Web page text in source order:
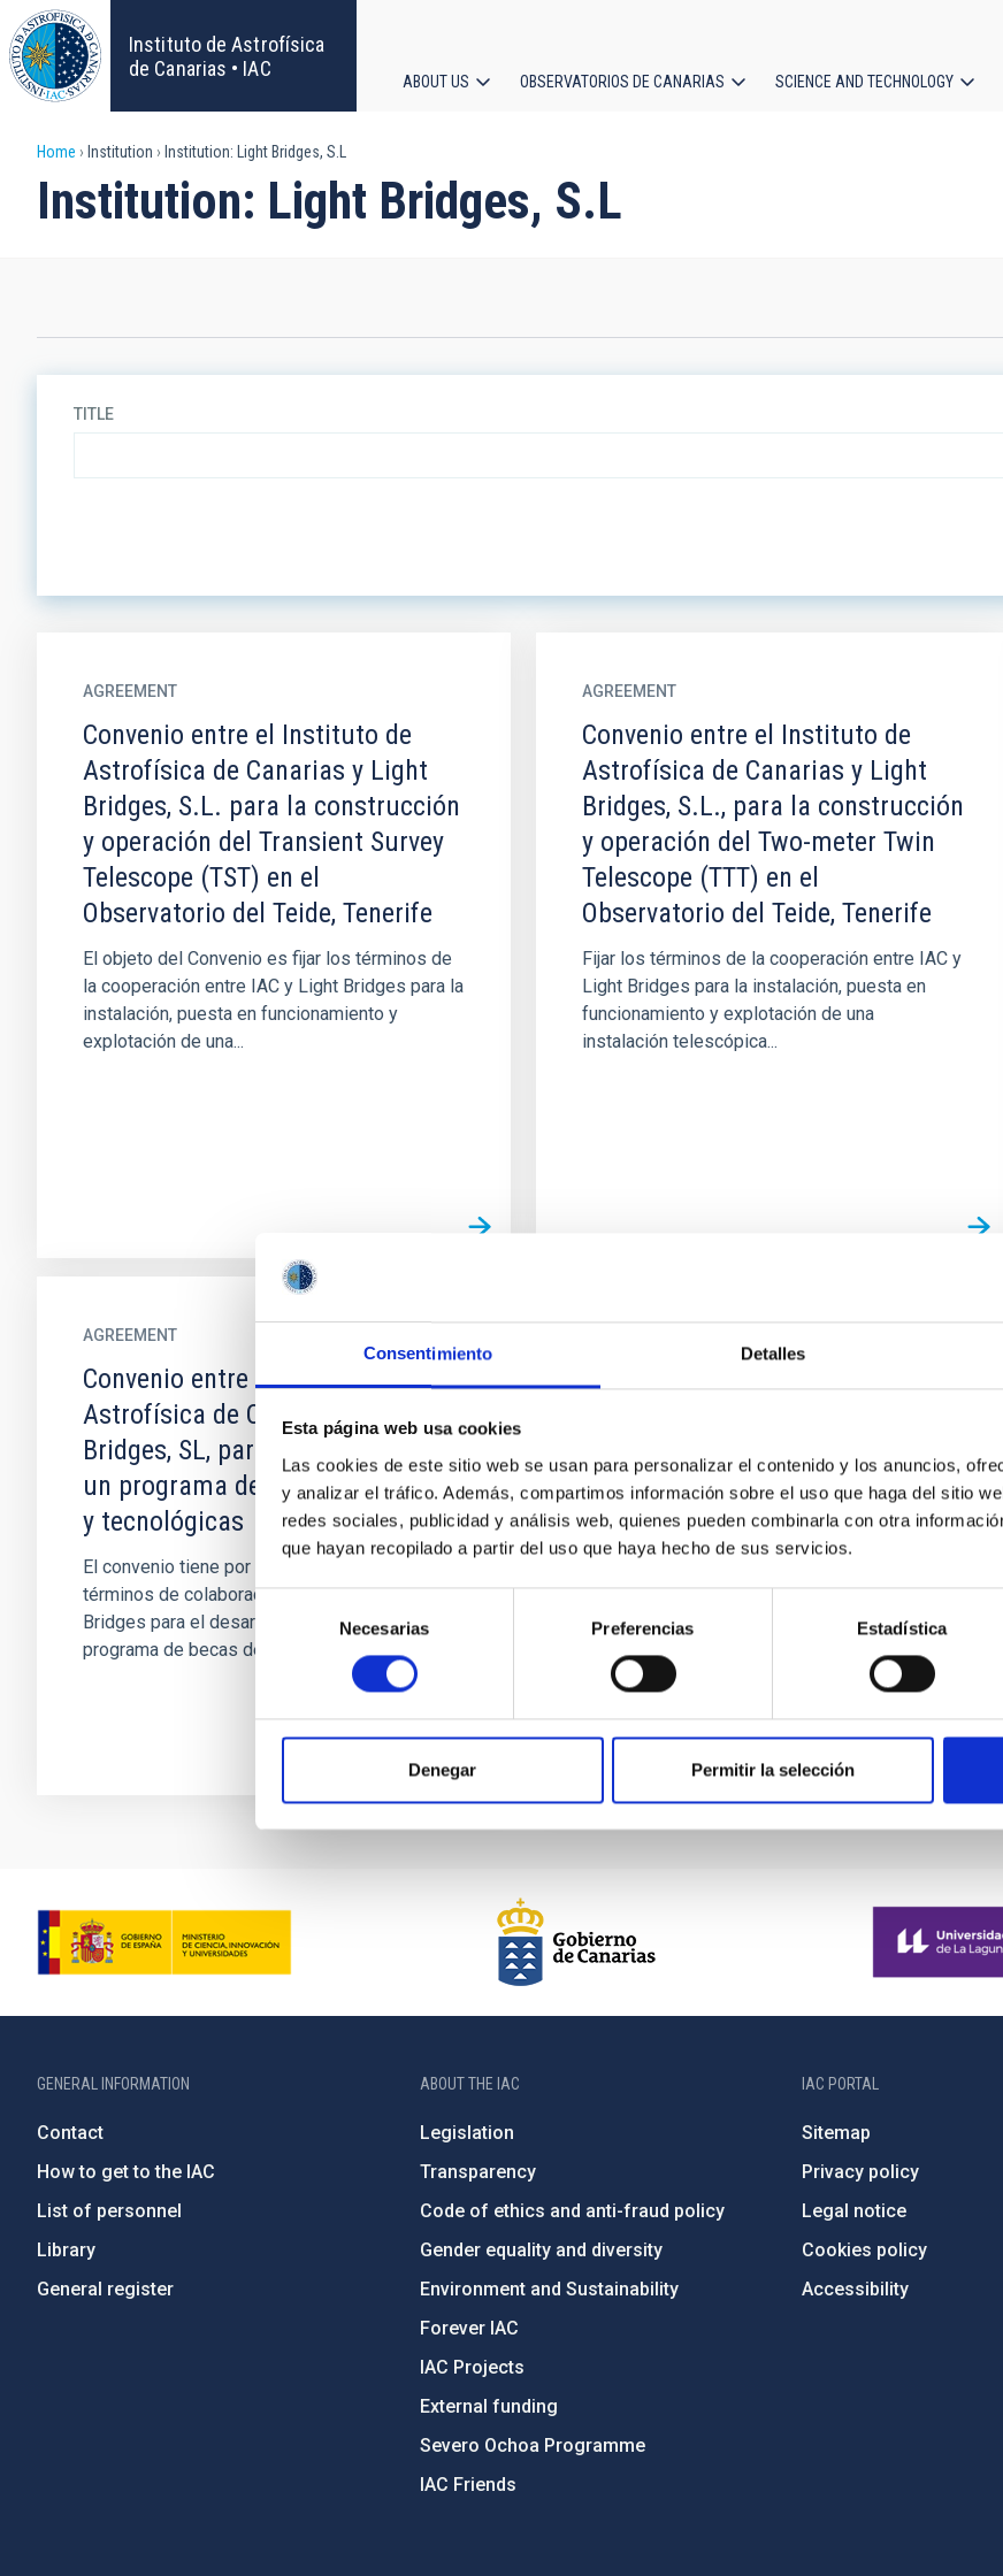
Consentimiento Detalles
Esta página web usa cookies
Las cookies de este sitio web se usan para personalizar el contenido y los anuncios,
y analizar el tráfico. Además, compartimos información sobre el uso que haga del sitio
redes sociales, publicidad y análisis web, quienes pueden combinarla con otra
que hayan recopilado a partir del uso que haya hecho de sus servicios.
Selección
consentimiento
Necesarias Preferencias Estadística
Denegar Permitir la selección
Skip
to
main
content
Instituto de Astrofísica
de Canarias • IAC
navigation
ABOUT US OBSERVATORIOS DE CANARIAS SCIENCE AND TECHNOLOGY
Breadcrumb
Home Institution Institution: Light Bridges, S.L
Institution: Light Bridges, S.L
TITLE
AGREEMENT
Convenio entre el Instituto de
Astrofísica de Canarias y Light
Bridges, S.L. para la construcción
y operación del Transient Survey
Telescope (TST) en el
Observatorio del Teide, Tenerife
El objeto del Convenio es fijar los términos de
la cooperación entre IAC y Light Bridges para la
instalación, puesta en funcionamiento y
explotación de una...
AGREEMENT
Convenio entre el Instituto de
Astrofísica de Canarias y Light
Bridges, S.L., para la construcción
y operación del Two-meter Twin
Telescope (TTT) en el
Observatorio del Teide, Tenerife
Fijar los términos de la cooperación entre IAC y
Light Bridges para la instalación, puesta en
funcionamiento y explotación de una
instalación telescópica...
AGREEMENT
Convenio entre el Instituto de
Astrofísica de Canarias y Light
Bridges, SL, para el desarrollo de
un programa de becas científicas
y tecnológicas
El convenio tiene por objeto establecer los
términos de colaboración entre el IAC y Light
Bridges para el desarrollo conjunto de un
programa de becas de...
Memorandum Of Understanding
Astrofísica de Canarias (IAC) and
Light Bridges, S.L. (LB)
The aim is to establish joint work between the
participants from the time of signature of the
present document addressing the common
GENERAL INFORMATION
Contact
How to get to the IAC
List of personnel
Library
General register
ABOUT THE IAC
Legislation
Transparency
Code of ethics and anti-fraud policy
Gender equality and diversity
Environment and Sustainability
Forever IAC
IAC Projects
External funding
Severo Ochoa Programme
IAC Friends
IAC PORTAL
Sitemap
Privacy policy
Legal notice
Cookies policy
Accessibility